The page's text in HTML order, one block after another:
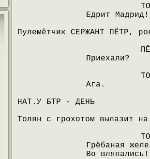
Едрит
Пулемётчик СЕРЖАНТ ПЁТР,
Приехали?
Ага.
НАТ.У БТР - ДЕНЬ
Толян с грохотом вылазит
Грёбаная
Во